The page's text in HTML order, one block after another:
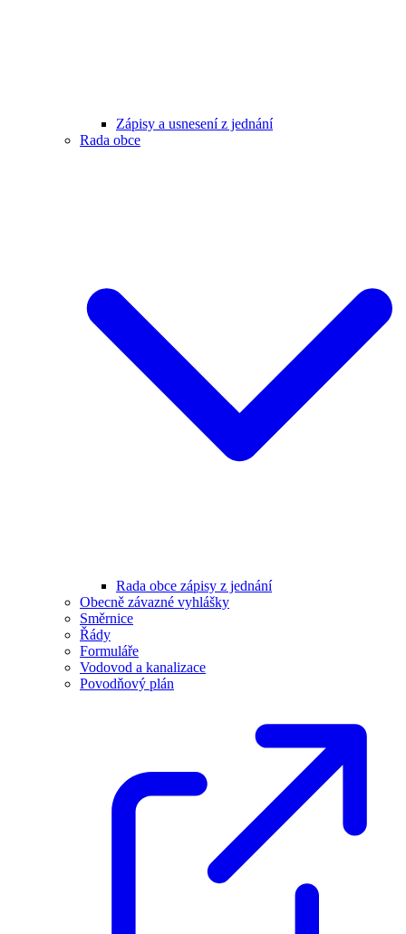
Zápisy a usnesení z jednání
Rada obce
Rada obce zápisy z jednání
Obecně závazné vyhlášky
Směrnice
Řády
Formuláře
Vodovod a kanalizace
Povodňový plán